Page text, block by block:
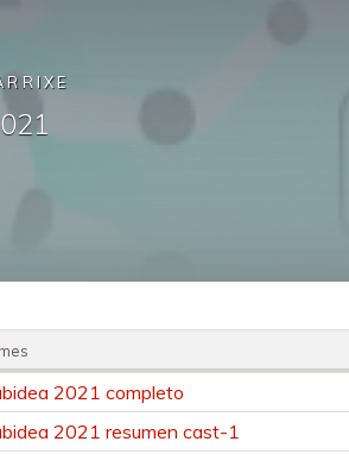
2021 completo
2021 resumen cast-1